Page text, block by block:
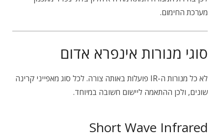
מערכת החימום.
סוגי מנורות אינפרא אדום
לא כל מנורות ה-IR פועלות באותה צורה. לכל סוג מאפייני קרינה
שונים, ולכן ההתאמה ליישום חשובה במיוחד.
Short Wave Infrared